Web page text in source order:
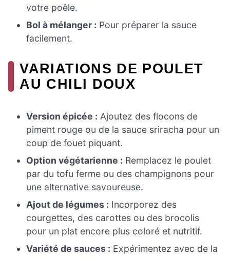
votre poêle.
Bol à mélanger : Pour préparer la sauce
facilement.
VARIATIONS DE POULET
AU CHILI DOUX
Version épicée : Ajoutez des flocons de
piment rouge ou de la sauce sriracha pour un
coup de fouet piquant.
Option végétarienne : Remplacez le poulet
par du tofu ferme ou des champignons pour
une alternative savoureuse.
Ajout de légumes : Incorporez des
courgettes, des carottes ou des brocolis
pour un plat encore plus coloré et nutritif.
Variété de sauces : Expérimentez avec de la